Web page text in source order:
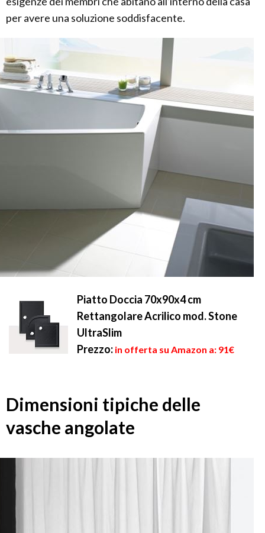
per avere una soluzione soddisfacente.
Piatto Doccia 70x90x4 cm
Rettangolare Acrilico mod. Stone
UltraSlim
Prezzo: in offerta su Amazon a: 91€
Dimensioni tipiche delle
vasche angolate